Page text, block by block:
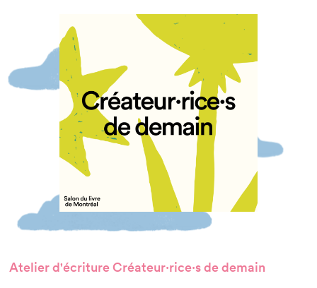
Atelier d'écriture Créateur·rice·s de demain